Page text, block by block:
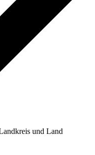
und Land